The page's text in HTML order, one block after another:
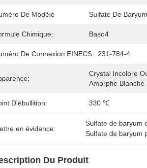
De Modèle Sulfate De Baryum
Chimique: Baso4
De Connexion EINECS: 231-784-4
Crystal Incolore
Amorphe Blanche
D'ébullition: 330 ℃
en évidence:
Sulfate de baryum
Sulfate de baryum
Du Produit